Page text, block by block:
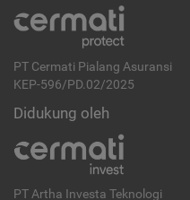
PT Cermati Pialang Asuransi
KEP-596/PD.02/2025
Didukung oleh
PT Artha Investa Teknologi